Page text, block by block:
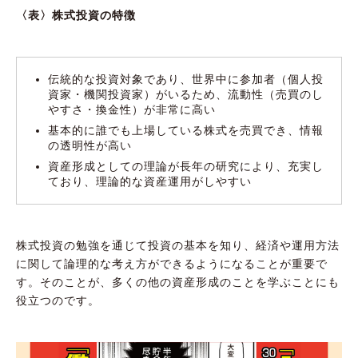
〈表〉株式投資の特徴
伝統的な投資対象であり、世界中に参加者（個人投
資家・機関投資家）がいるため、流動性（売買のし
やすさ・換金性）が非常に高い
基本的に誰でも上場している株式を売買でき、情報
の透明性が高い
資産形成としての理論が長年の研究により、充実し
ており、理論的な資産運用がしやすい
株式投資の勉強を通じて投資の基本を知り、経済や運用方法
に関して論理的な考え方ができるようになることが重要で
す。そのことが、多くの他の資産形成のことを学ぶことにも
役立つのです。